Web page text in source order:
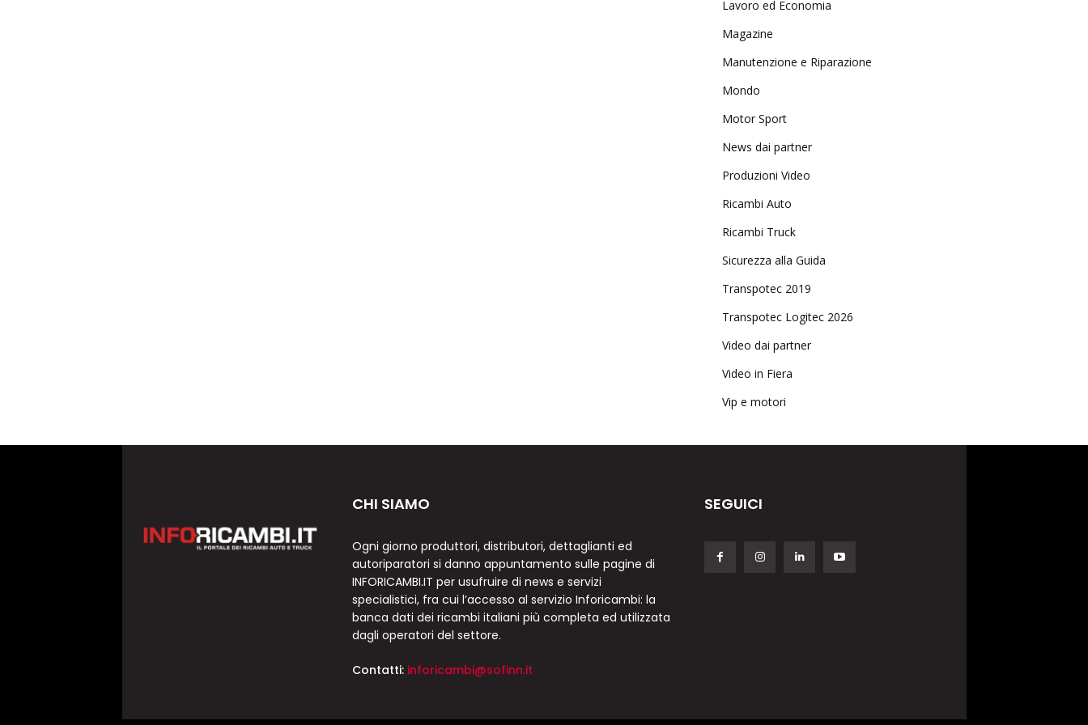
Lavoro ed Economia
Magazine
Manutenzione e Riparazione
Mondo
Motor Sport
News dai partner
Produzioni Video
Ricambi Auto
Ricambi Truck
Sicurezza alla Guida
Transpotec 2019
Transpotec Logitec 2026
Video dai partner
Video in Fiera
Vip e motori
CHI SIAMO
Ogni giorno produttori, distributori, dettaglianti ed
autoriparatori si danno appuntamento sulle pagine di
INFORICAMBI.IT per usufruire di news e servizi
specialistici, fra cui l’accesso al servizio Inforicambi: la
banca dati dei ricambi italiani più completa ed utilizzata
dagli operatori del settore.
Contatti: inforicambi@sofinn.it
SEGUICI